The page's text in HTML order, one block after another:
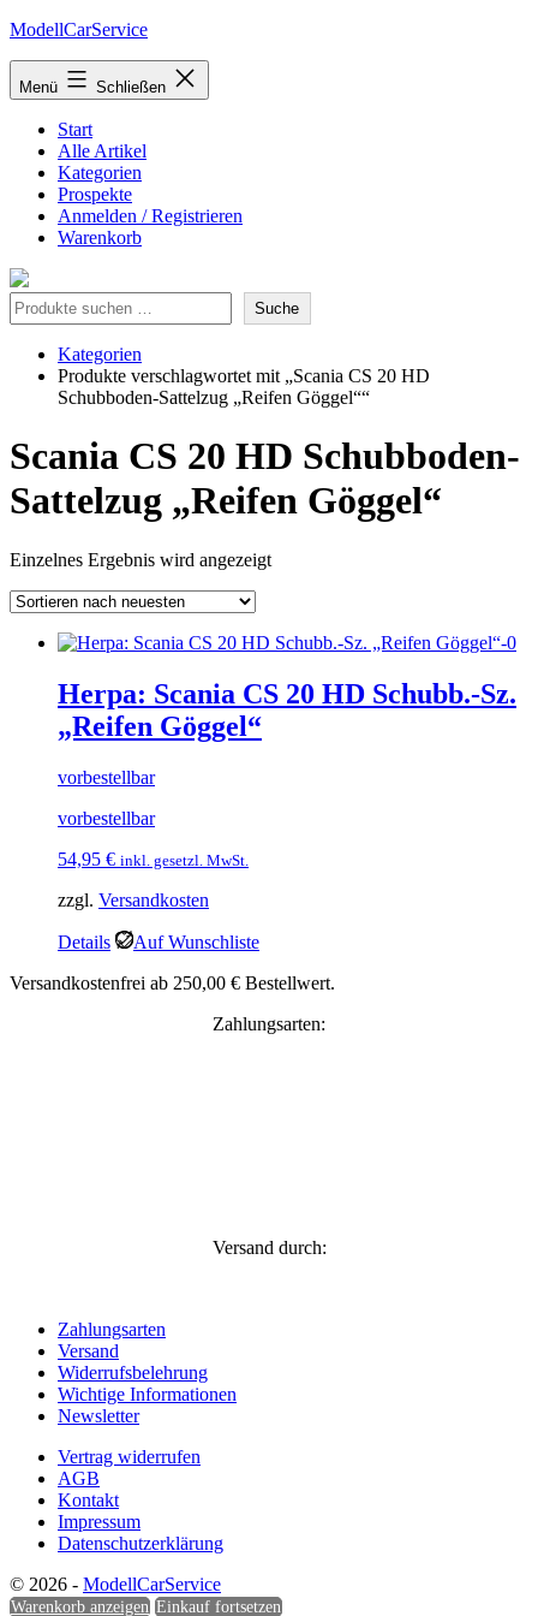
Zum
springen
ModellCarService
Menü Schließen
Start
Alle Artikel
Kategorien
Prospekte
Anmelden / Registrieren
Warenkorb
Suche Suche
Kategorien
Produkte verschlagwortet mit „Scania CS 20 HD
Schubboden-Sattelzug „Reifen Göggel““
Scania CS 20 HD Schubboden-
Sattelzug „Reifen Göggel“
Einzelnes Ergebnis wird angezeigt
Herpa: Scania CS 20 HD Schubb.-Sz.
„Reifen Göggel“
vorbestellbar
vorbestellbar
54,95 € inkl. gesetzl. MwSt.
zzgl. Versandkosten
Details
Auf Wunschliste
Versandkostenfrei ab 250,00 € Bestellwert.
Zahlungsarten:
Versand durch:
Zahlungsarten
Versand
Widerrufsbelehrung
Wichtige Informationen
Newsletter
Vertrag widerrufen
AGB
Kontakt
Impressum
Datenschutzerklärung
© 2026 - ModellCarService
Warenkorb anzeigen Einkauf fortsetzen